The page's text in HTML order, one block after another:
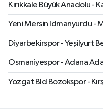
Kırıkkale Büyük Anadolu -
Yeni Mersin Idmanyurdu -
Diyarbekirspor - Yeşilyurt
Osmaniyespor - Adana
Yozgat Bld Bozokspor -